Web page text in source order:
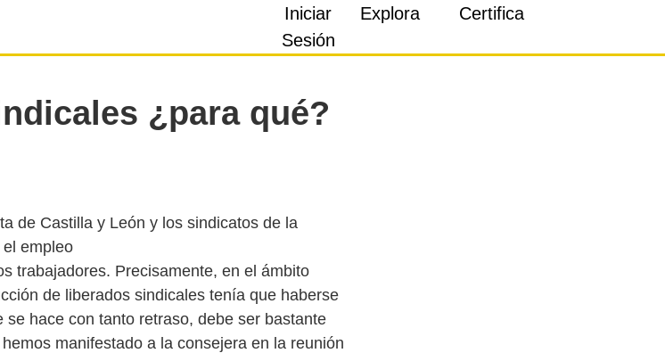
Iniciar
Sesión
Explora Certifica
¿para qué?
de Castilla y León y los sindicatos de la
empleo
trabajadores. Precisamente, en el ámbito
de liberados sindicales tenía que haberse
se hace con tanto retraso, debe ser bastante
manifestado a la consejera en la reunión